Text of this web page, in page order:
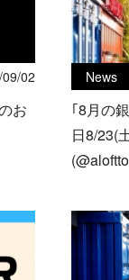
02
お
News
｢8月の
日8/23(